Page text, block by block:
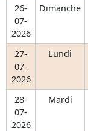
26-
07-
2026
Dimanche
27-
07-
2026
Lundi
28-
07-
2026
Mardi